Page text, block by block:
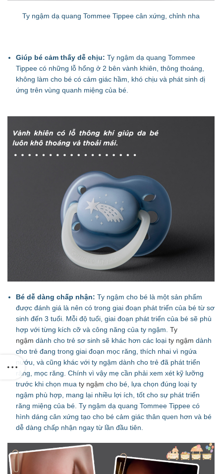
Ty ngậm dạ quang Tommee Tippee cân xứng, chỉnh nha
Giúp bé cảm thấy dễ chịu: Ty ngậm dạ quang Tommee
Tippee có những lỗ hổng ở 2 bên vành khiên, thông thoáng,
không làm cho bé có cảm giác hầm, khó chịu và phát sinh dị
ứng trên vùng quanh miệng của bé.
Bé dễ dàng chấp nhận: Ty ngậm cho bé là một sản phẩm
được đánh giá là nên có trong giai đoạn phát triển của bé từ sơ
sinh đến 3 tuổi. Mỗi độ tuổi, giai đoạn phát triển của bé sẽ phù
hợp với từng kích cỡ và công năng của ty ngậm. Ty
ngậm dành cho trẻ sơ sinh sẽ khác hơn các loại ty ngậm dành
cho trẻ đang trong giai đoạn mọc răng, thích nhai vì ngứa
nướu, và cũng khác với ty ngậm dành cho trẻ đã phát triển
răng, mọc răng. Chính vì vậy mẹ cần phải xem xét kỹ lưỡng
trước khi chọn mua ty ngậm cho bé, lựa chọn đúng loại ty
ngậm phù hợp, mang lại nhiều lợi ích, tốt cho sự phát triển
răng miệng của bé. Ty ngậm dạ quang Tommee Tippee có
hình dáng cân xứng tạo cho bé cảm giác thân quen hơn và bé
dễ dàng chấp nhận ngay từ lần đầu tiên.